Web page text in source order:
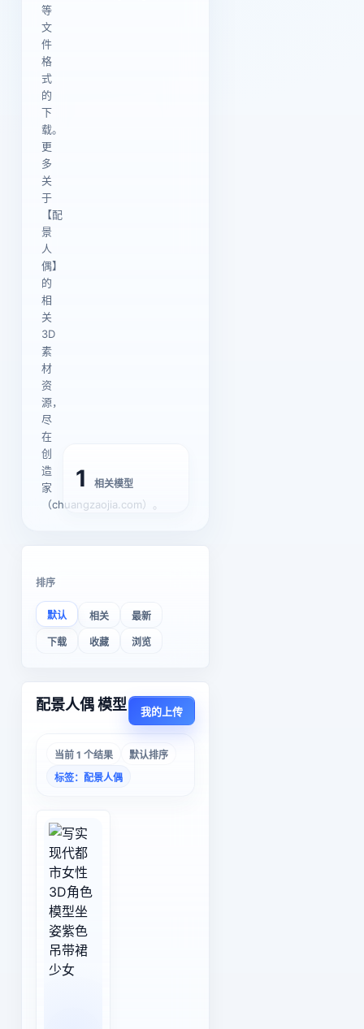
等
文
件
格
式
的
下
载。
更
多
关
于
【配
景
人
偶】
的
相
关
3D
素
材
资
源，
尽
在
创
造
家
（chuangzaojia.com）。
1 相关模型
排序
默认 相关 最新
下载 收藏 浏览
配景人偶 模型 我的上传
当前 1 个结果
默认排序
标签：配景人偶